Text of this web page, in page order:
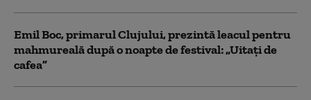
Emil Boc, primarul Clujului, prezintă leacul pentru
mahmureală după o noapte de festival: „Uitați de
cafea”